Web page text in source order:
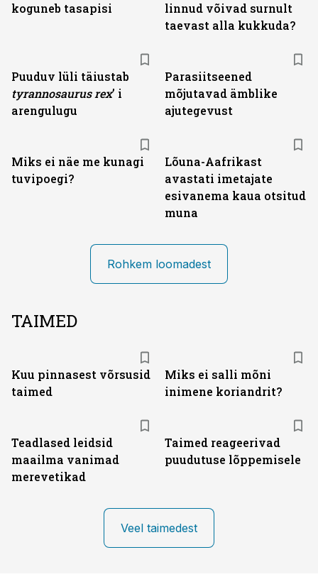
koguneb tasapisi
linnud võivad surnult
taevast alla kukkuda?
Puuduv lüli täiustab
tyranno­saurus rex’ i
arengulugu
Parasiitseened
mõjutavad ämblike
ajutegevust
Miks ei näe me kunagi
tuvipoegi?
Lõuna-Aafrikast
avastati imetajate
esivanema kaua otsitud
muna
Rohkem loomadest
TAIMED
Kuu pinnasest võrsusid
taimed
Miks ei salli mõni
inimene koriandrit?
Teadlased leidsid
maailma vanimad
merevetikad
Taimed reageerivad
puudutuse lõppemisele
Veel taimedest